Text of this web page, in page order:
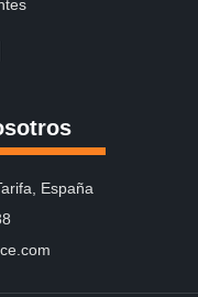
España